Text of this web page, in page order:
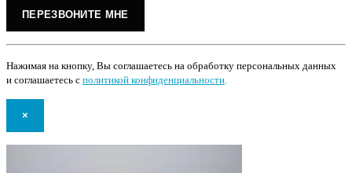
Нажимая на кнопку, Вы соглашаетесь на обработку персональных данных
и соглашаетесь с политикой конфиденциальности
×